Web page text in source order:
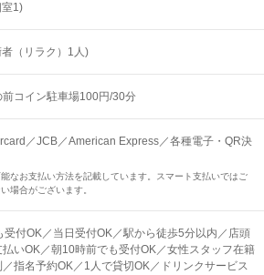
1)
（リラク）1人)
前コイン駐車場100円/30分
／JCB／American Express／各種電子・QR決
なお支払い方法を記載しています。スマート支払いではご
場合がございます。
受付OK／当日受付OK／駅から徒歩5分以内／店頭
いOK／朝10時前でも受付OK／女性スタッフ在籍
／指名予約OK／1人で貸切OK／ドリンクサービス